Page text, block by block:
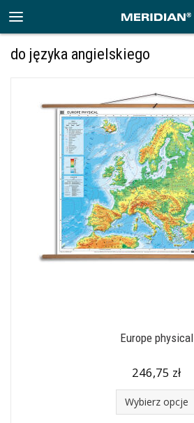
do języka angielskiego
Europe physical
246,75 zł
Wybierz opcje